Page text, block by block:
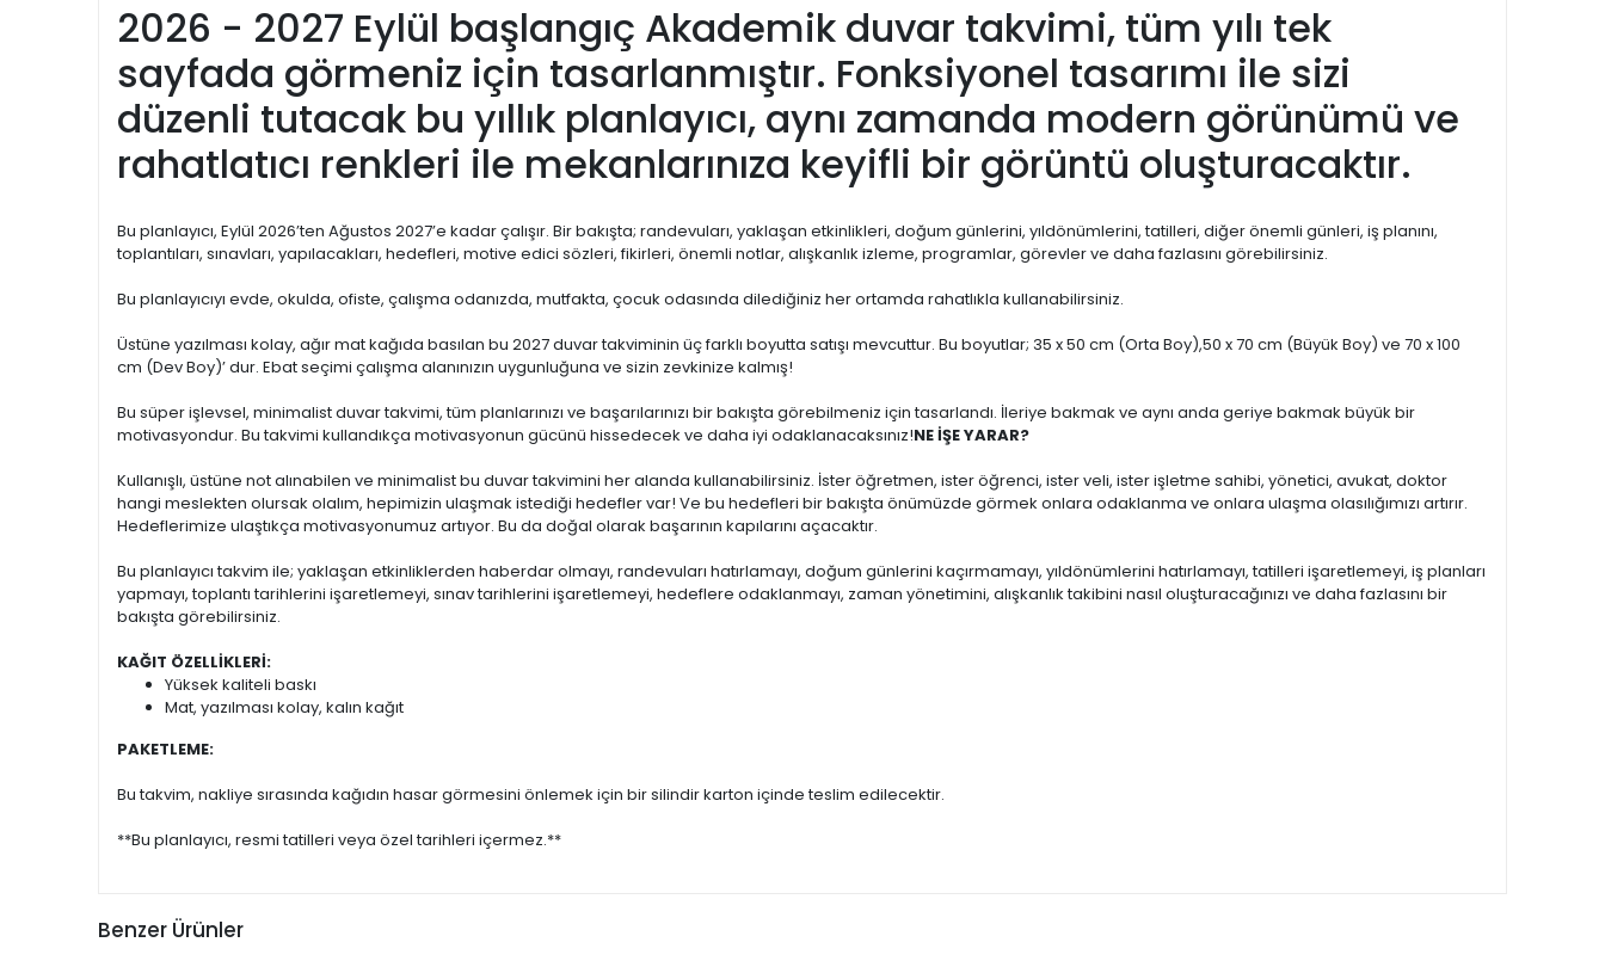
2026 - 2027 Eylül başlangıç Akademik duvar takvimi, tüm yılı tek
sayfada görmeniz için tasarlanmıştır. Fonksiyonel tasarımı ile sizi
düzenli tutacak bu yıllık planlayıcı, aynı zamanda modern görünümü ve
rahatlatıcı renkleri ile mekanlarınıza keyifli bir görüntü oluşturacaktır.
Bu planlayıcı, Eylül 2026’ten Ağustos 2027’e kadar çalışır. Bir bakışta; randevuları, yaklaşan etkinlikleri, doğum günlerini, yıldönümlerini, tatilleri, diğer önemli günleri, iş planını,
toplantıları, sınavları, yapılacakları, hedefleri, motive edici sözleri, fikirleri, önemli notlar, alışkanlık izleme, programlar, görevler ve daha fazlasını görebilirsiniz.
Bu planlayıcıyı evde, okulda, ofiste, çalışma odanızda, mutfakta, çocuk odasında dilediğiniz her ortamda rahatlıkla kullanabilirsiniz.
Üstüne yazılması kolay, ağır mat kağıda basılan bu 2027 duvar takviminin üç farklı boyutta satışı mevcuttur. Bu boyutlar; 35 x 50 cm (Orta Boy),50 x 70 cm (Büyük Boy) ve 70 x 100
cm (Dev Boy)’ dur. Ebat seçimi çalışma alanınızın uygunluğuna ve sizin zevkinize kalmış!
Bu süper işlevsel, minimalist duvar takvimi, tüm planlarınızı ve başarılarınızı bir bakışta görebilmeniz için tasarlandı. İleriye bakmak ve aynı anda geriye bakmak büyük bir
motivasyondur. Bu takvimi kullandıkça motivasyonun gücünü hissedecek ve daha iyi odaklanacaksınız!NE İŞE YARAR?
Kullanışlı, üstüne not alınabilen ve minimalist bu duvar takvimini her alanda kullanabilirsiniz. İster öğretmen, ister öğrenci, ister veli, ister işletme sahibi, yönetici, avukat, doktor
hangi meslekten olursak olalım, hepimizin ulaşmak istediği hedefler var! Ve bu hedefleri bir bakışta önümüzde görmek onlara odaklanma ve onlara ulaşma olasılığımızı artırır.
Hedeflerimize ulaştıkça motivasyonumuz artıyor. Bu da doğal olarak başarının kapılarını açacaktır.
Bu planlayıcı takvim ile; yaklaşan etkinliklerden haberdar olmayı, randevuları hatırlamayı, doğum günlerini kaçırmamayı, yıldönümlerini hatırlamayı, tatilleri işaretlemeyi, iş planları
yapmayı, toplantı tarihlerini işaretlemeyi, sınav tarihlerini işaretlemeyi, hedeflere odaklanmayı, zaman yönetimini, alışkanlık takibini nasıl oluşturacağınızı ve daha fazlasını bir
bakışta görebilirsiniz.
KAĞIT ÖZELLİKLERİ:
Yüksek kaliteli baskı
Mat, yazılması kolay, kalın kağıt
PAKETLEME:
Bu takvim, nakliye sırasında kağıdın hasar görmesini önlemek için bir silindir karton içinde teslim edilecektir.
**Bu planlayıcı, resmi tatilleri veya özel tarihleri içermez.**
Benzer Ürünler